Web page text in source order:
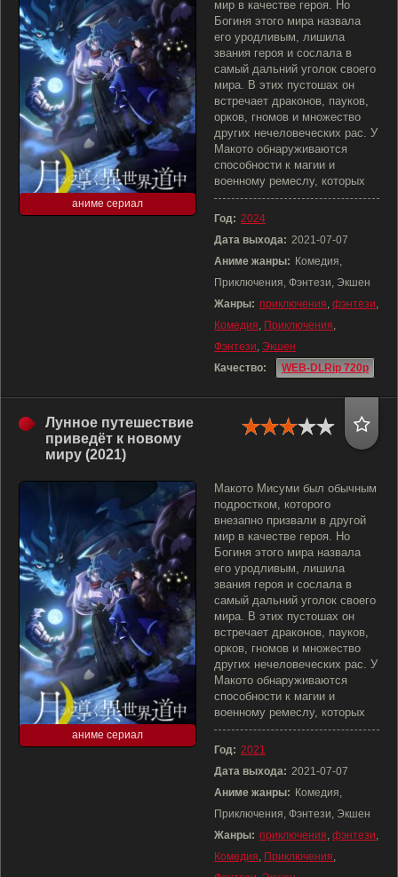
аниме сериал
мир в качестве героя. Но
Богиня этого мира назвала
его уродливым, лишила
звания героя и сослала в
самый дальний уголок своего
мира. В этих пустошах он
встречает драконов, пауков,
орков, гномов и множество
других нечеловеческих рас. У
Макото обнаруживаются
способности к магии и
военному ремеслу, которых
Год: 2024
Дата выхода: 2021-07-07
Аниме жанры: Комедия,
Приключения, Фэнтези, Экшен
Жанры: приключения, фэнтези,
Комедия, Приключения,
Фэнтези, Экшен
Качество:
WEB-DLRip 720p
Лунное путешествие
приведёт к новому
миру (2021)
аниме сериал
Макото Мисуми был обычным
подростком, которого
внезапно призвали в другой
мир в качестве героя. Но
Богиня этого мира назвала
его уродливым, лишила
звания героя и сослала в
самый дальний уголок своего
мира. В этих пустошах он
встречает драконов, пауков,
орков, гномов и множество
других нечеловеческих рас. У
Макото обнаруживаются
способности к магии и
военному ремеслу, которых
Год: 2021
Дата выхода: 2021-07-07
Аниме жанры: Комедия,
Приключения, Фэнтези, Экшен
Жанры: приключения, фэнтези,
Комедия, Приключения,